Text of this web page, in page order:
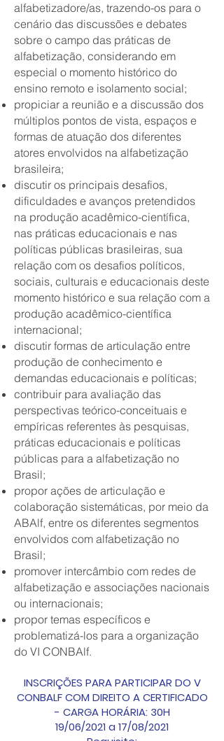
alfabetizadore/as, trazendo-os para o
cenário das discussões e debates
sobre o campo das práticas de
alfabetização, considerando em
especial o momento histórico do
ensino remoto e isolamento social;
propiciar a reunião e a discussão dos
múltiplos pontos de vista, espaços e
formas de atuação dos diferentes
atores envolvidos na alfabetização
brasileira;
discutir os principais desafios,
dificuldades e avanços pretendidos
na produção acadêmico-científica,
nas práticas educacionais e nas
políticas públicas brasileiras, sua
relação com os desafios políticos,
sociais, culturais e educacionais deste
momento histórico e sua relação com a
produção acadêmico-científica
internacional;
discutir formas de articulação entre
produção de conhecimento e
demandas educacionais e políticas;
contribuir para avaliação das
perspectivas teórico-conceituais e
empíricas referentes às pesquisas,
práticas educacionais e políticas
públicas para a alfabetização no
Brasil;
propor ações de articulação e
colaboração sistemáticas, por meio da
ABAlf, entre os diferentes segmentos
envolvidos com alfabetização no
Brasil;
promover intercâmbio com redes de
alfabetização e associações nacionais
ou internacionais;
propor temas específicos e
problematizá-los para a organização
do VI CONBAlf.
INSCRIÇÕES PARA PARTICIPAR DO V
CONBALF COM DIREITO A CERTIFICADO
- CARGA HORÁRIA: 30H
19/06/2021 a 17/08/2021